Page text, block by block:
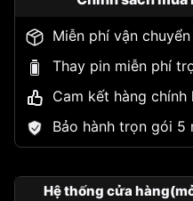
Miễn phí vận chuyển
Thay pin miễn phí
Cam kết hàng chính
Bảo hành trọn gói 5
Hệ thống cửa